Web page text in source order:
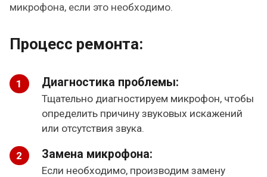
микрофона, если это необходимо.
Процесс ремонта:
Диагностика проблемы:
Тщательно диагностируем микрофон, чтобы
определить причину звуковых искажений
или отсутствия звука.
Замена микрофона:
Если необходимо, производим замену